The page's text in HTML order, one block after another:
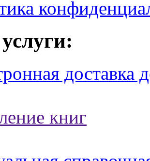
доставка
книг